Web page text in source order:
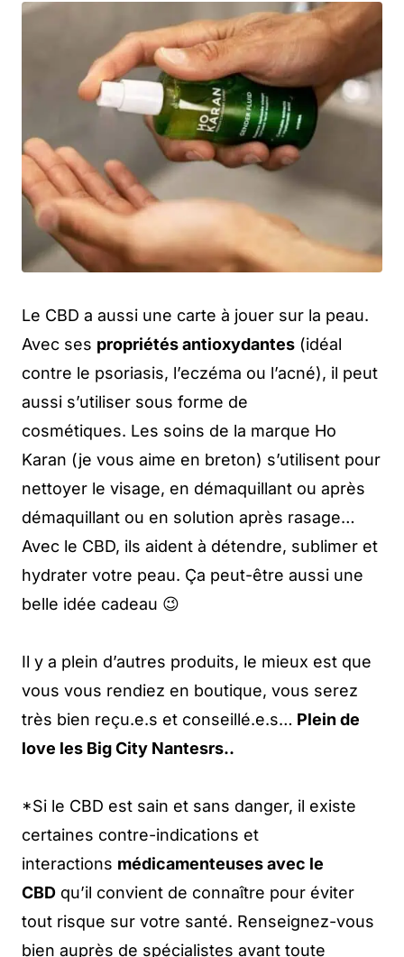
Le CBD a aussi une carte à jouer sur la peau.
Avec ses propriétés antioxydantes (idéal
contre le psoriasis, l’eczéma ou l’acné), il peut
aussi s’utiliser sous forme de
cosmétiques. Les soins de la marque Ho
Karan (je vous aime en breton) s’utilisent pour
nettoyer le visage, en démaquillant ou après
démaquillant ou en solution après rasage…
Avec le CBD, ils aident à détendre, sublimer et
hydrater votre peau. Ça peut-être aussi une
belle idée cadeau 😉
Il y a plein d’autres produits, le mieux est que
vous vous rendiez en boutique, vous serez
très bien reçu.e.s et conseillé.e.s… Plein de
love les Big City Nantesrs..
*Si le CBD est sain et sans danger, il existe
certaines contre-indications et
interactions médicamenteuses avec le
CBD qu’il convient de connaître pour éviter
tout risque sur votre santé. Renseignez-vous
bien auprès de spécialistes avant toute